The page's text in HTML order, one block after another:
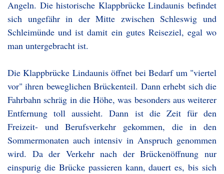
Angeln. Die historische Klappbrücke Lindaunis befindet
sich ungefähr in der Mitte zwischen Schleswig und
Schleimünde und ist damit ein gutes Reiseziel, egal wo
man untergebracht ist.
Die Klappbrücke Lindaunis öffnet bei Bedarf um "viertel
vor" ihren beweglichen Brückenteil. Dann erhebt sich die
Fahrbahn schräg in die Höhe, was besonders aus weiterer
Entfernung toll aussieht. Dann ist die Zeit für den
Freizeit- und Berufsverkehr gekommen, die in den
Sommermonaten auch intensiv in Anspruch genommen
wird. Da der Verkehr nach der Brückenöffnung nur
einspurig die Brücke passieren kann, dauert es, bis sich